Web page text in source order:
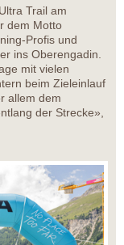
Trail am
dem Motto
Profis und
ins Oberengadin.
mit vielen
beim Zieleinlauf
allem dem
der Strecke»,